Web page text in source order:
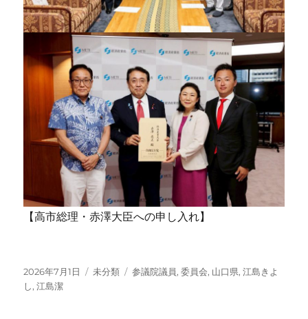
【高市総理・赤澤大臣への申し入れ】
投
稿
2026年7月1日
カ
未分類
タ
参議院議員,委員会, 山口県,江島きよ
し,江島潔